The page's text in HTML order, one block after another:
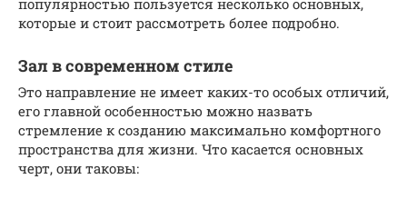
которые и стоит рассмотреть более подробно.
Зал в современном стиле
Это направление не имеет каких-то особых отличий,
его главной особенностью можно назвать
стремление к созданию максимально комфортного
пространства для жизни. Что касается основных
черт, они таковы: